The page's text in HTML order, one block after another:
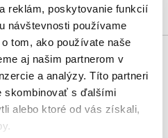
reklám, poskytovanie funkcií
návštevnosti používame
tom, ako používate naše
aj našim partnerom v
a analýzy. Títo partneri
skombinovať s ďalšími
alebo ktoré od vás získali,
COMMUNITY